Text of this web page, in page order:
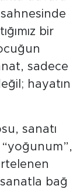
bir
sadece
hayatın
sanatı
bağ